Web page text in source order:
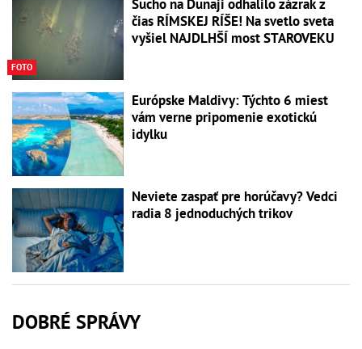
FOTO
Sucho na Dunaji odhalilo zázrak z
čias RÍMSKEJ RÍŠE! Na svetlo sveta
vyšiel NAJDLHŠÍ most STAROVEKU
Európske Maldivy: Týchto 6 miest
vám verne pripomenie exotickú
idylku
Neviete zaspať pre horúčavy? Vedci
radia 8 jednoduchých trikov
DOBRÉ SPRÁVY